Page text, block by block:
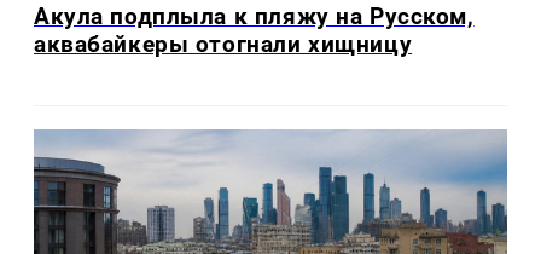
Акула подплыла к пляжу на Русском,
аквабайкеры отогнали хищницу